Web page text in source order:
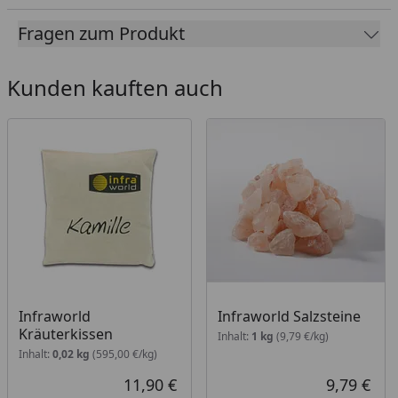
VITALlight-ABC-Strahler
Leistung
Flächenheizung 1360 Watt
VITALlight Strahler und
Licht
Moderne Eckleuchte mit
Saunalampe
Elektroanschluss
230 Volt steckerfertig
Türdichtung
Wandelemente
Linde, Vollholz natur
Fragen zum Produkt
Kunden kauften auch
Infraworld
Kräuterkissen
Inhalt: 0,02 kg (595,00 €/kg)
11,90 €
Infraworld Salzsteine
Inhalt: 1 kg (9,79 €/kg)
9,79 €